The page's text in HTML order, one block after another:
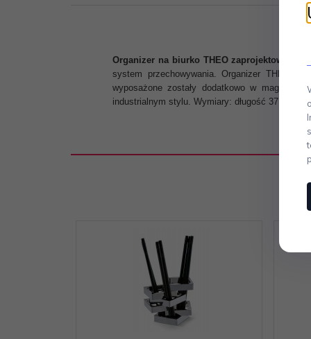
Organizer na biurko THEO zaprojektował
system przechowywania. Organizer THEO
wyposażone zostały dodatkowo w
industrialnym stylu. Wymiary: długość 37 cm.